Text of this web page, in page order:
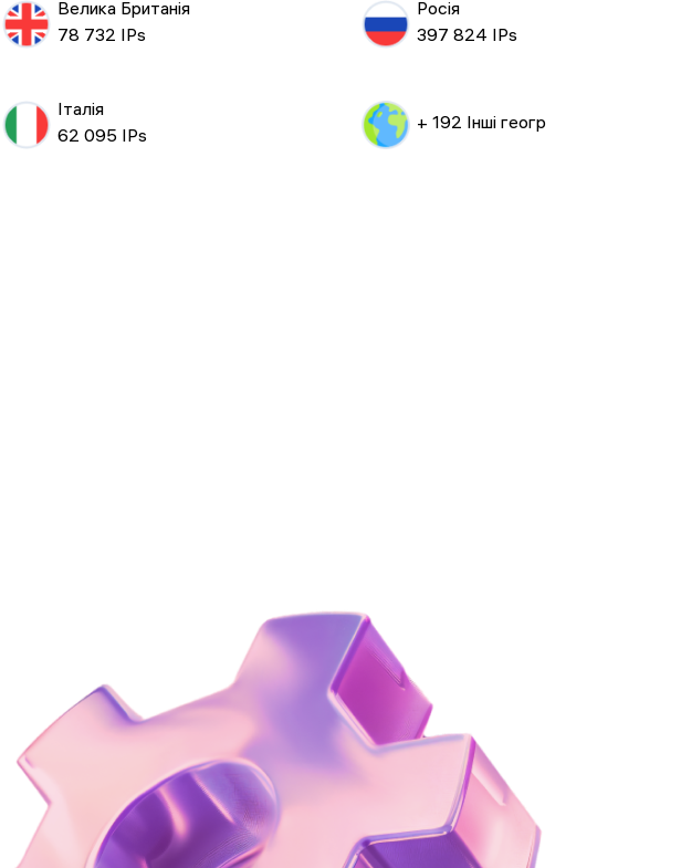
Велика Британія
78 732 IPs
Росія
397 824 IPs
Італія
62 095 IPs
+ 192 Інші геогр